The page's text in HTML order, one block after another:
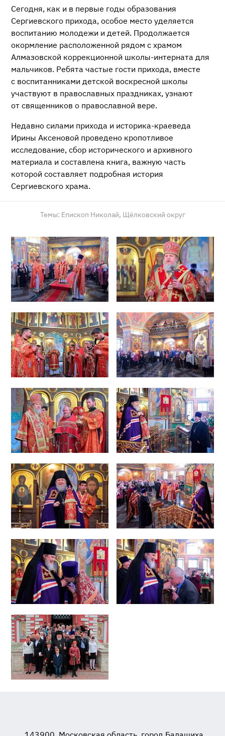
Сегодня, как и в первые годы образования
Сергиевского прихода, особое место уделяется
воспитанию молодежи и детей. Продолжается
окормление расположенной рядом с храмом
Алмазовской коррекционной школы-интерната для
мальчиков. Ребята частые гости прихода, вместе
с воспитанниками детской воскресной школы
участвуют в православных праздниках, узнают
от священников о православной вере.
Недавно силами прихода и историка-краеведа
Ирины Аксеновой проведено кропотливое
исследование, сбор исторического и архивного
материала и составлена книга, важную часть
которой составляет подробная история
Сергиевского храма.
Темы: Епископ Николай, Щёлковский округ